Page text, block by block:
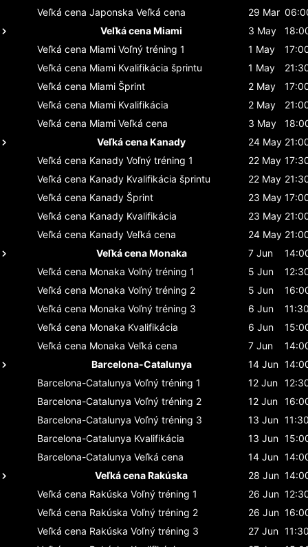
Veľká cena Japonska Veľká cena 29 Mar
Veľká cena Miami
3 May
Veľká cena Miami Voľný tréning 1 1 May
Veľká cena Miami Kvalifikácia šprintu 1 May
Veľká cena Miami Šprint 2 May
Veľká cena Miami Kvalifikácia 2 May
Veľká cena Miami Veľká cena 3 May
Veľká cena Kanady
24 May
Veľká cena Kanady Voľný tréning 1 22 May
Veľká cena Kanady Kvalifikácia šprintu 22 May
Veľká cena Kanady Šprint 23 May
Veľká cena Kanady Kvalifikácia 23 May
Veľká cena Kanady Veľká cena 24 May
Veľká cena Monaka
7 Jun
Veľká cena Monaka Voľný tréning 1 5 Jun
Veľká cena Monaka Voľný tréning 2 5 Jun
Veľká cena Monaka Voľný tréning 3 6 Jun
11:30
Veľká cena Monaka Kvalifikácia 6 Jun
Veľká cena Monaka Veľká cena 7 Jun
Barcelona-Catalunya
14 Jun
Barcelona-Catalunya Voľný tréning 1 12 Jun
Barcelona-Catalunya Voľný tréning 2 12 Jun
Barcelona-Catalunya Voľný tréning 3 13 Jun 11:30
Barcelona-Catalunya Kvalifikácia 13 Jun
Barcelona-Catalunya Veľká cena 14 Jun
Veľká cena Rakúska
28 Jun
Veľká cena Rakúska Voľný tréning 1 26 Jun
Veľká cena Rakúska Voľný tréning 2 26 Jun
Veľká cena Rakúska Voľný tréning 3 27 Jun 11:30